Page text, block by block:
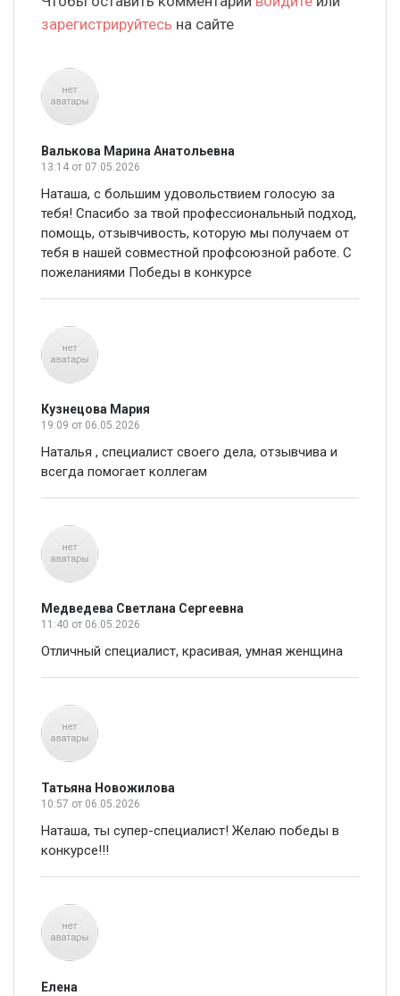
зарегистрируйтесь на сайте
Валькова Марина Анатольевна
13:14 от 07.05.2026
Наташа, с большим удовольствием голосую за
тебя! Спасибо за твой профессиональный подход,
помощь, отзывчивость, которую мы получаем от
тебя в нашей совместной профсоюзной работе. С
пожеланиями Победы в конкурсе
Кузнецова Мария
19:09 от 06.05.2026
Наталья , специалист своего дела, отзывчива и
всегда помогает коллегам
Медведева Светлана Сергеевна
11:40 от 06.05.2026
Отличный специалист, красивая, умная женщина
Татьяна Новожилова
10:57 от 06.05.2026
Наташа, ты супер-специалист! Желаю победы в
конкурсе!!!
Елена